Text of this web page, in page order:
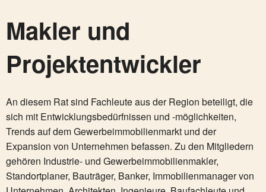
Makler und
Projektentwickler
An diesem Rat sind Fachleute aus der Region beteiligt, die
sich mit Entwicklungsbedürfnissen und -möglichkeiten,
Trends auf dem Gewerbeimmobilienmarkt und der
Expansion von Unternehmen befassen. Zu den Mitgliedern
gehören Industrie- und Gewerbeimmobilienmakler,
Standortplaner, Bauträger, Banker, Immobilienmanager von